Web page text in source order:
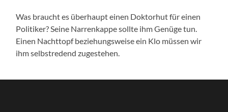
Was braucht es überhaupt einen Doktorhut für einen
Politiker? Seine Narrenkappe sollte ihm Genüge tun.
Einen Nachttopf beziehungsweise ein Klo müssen wir
ihm selbstredend zugestehen.